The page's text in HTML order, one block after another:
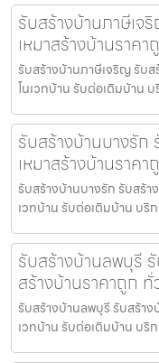
รับสร้างบ้านภาษีเ
เหมาสร้างบ้านราค
รับสร้างบ้านภาษีเจริญ รับส
โนเวทบ้าน รับต่อเติมบ้าน
รับสร้างบ้านบางรั
เหมาสร้างบ้านราค
รับสร้างบ้านบางรัก รับสร้า
เวทบ้าน รับต่อเติมบ้าน บริ
รับสร้างบ้านลพบุรี
สร้างบ้านราคาถูก ทั่
รับสร้างบ้านลพบุรี รับสร้าง
เวทบ้าน รับต่อเติมบ้าน บริ